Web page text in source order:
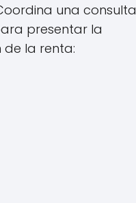
una consulta
presentar la
la renta: